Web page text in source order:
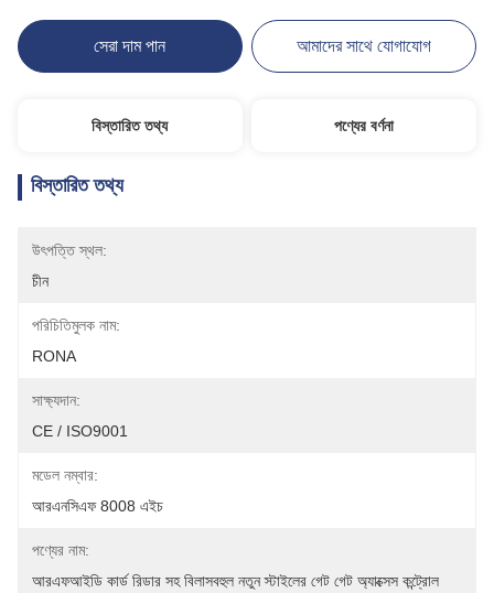
সেরা দাম পান আমাদের সাথে যোগাযোগ
বিস্তারিত তথ্য পণ্যের বর্ণনা
বিস্তারিত তথ্য
উৎপত্তি স্থল:
চীন
পরিচিতিমুলক নাম:
RONA
সাক্ষ্যদান:
CE / ISO9001
মডেল নম্বার:
আরএনসিএফ 8008 এইচ
পণ্যের নাম:
আরএফআইডি কার্ড রিডার সহ বিলাসবহুল নতুন স্টাইলের গেট গেট অ্যাক্সেস কন্ট্রোল